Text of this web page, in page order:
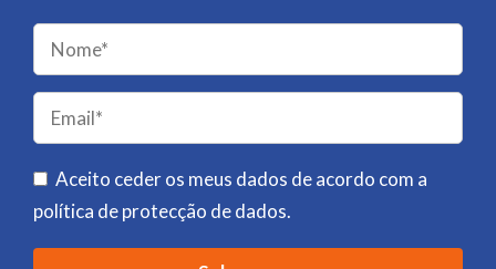
Please
leave
this
field
empty.
Aceito ceder os meus dados de acordo com a
política de protecção de dados.